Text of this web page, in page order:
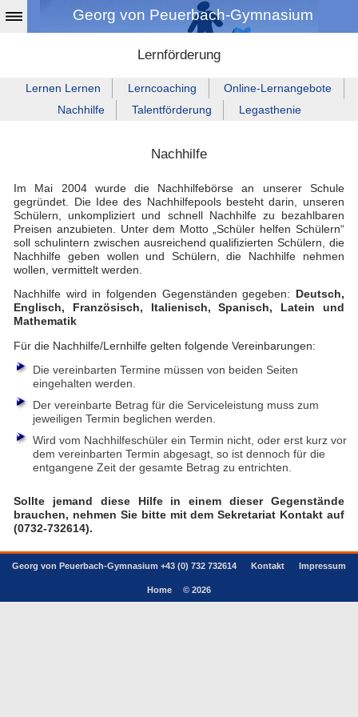
Georg von Peuerbach-Gymnasium
Lernförderung
Lernen Lernen Lerncoaching
Online‑Lernangebote
Nachhilfe
Talentförderung Legasthenie
Nachhilfe
Im Mai 2004 wurde die Nachhilfebörse an unserer Schule
gegründet. Die Idee des Nachhilfepools besteht darin, unseren
Schülern, unkompliziert und schnell Nachhilfe zu bezahlbaren
Preisen anzubieten. Unter dem Motto „Schüler helfen Schülern“
soll schulintern zwischen ausreichend qualifizierten Schülern, die
Nachhilfe geben wollen und Schülern, die Nachhilfe nehmen
wollen, vermittelt werden.
Nachhilfe wird in folgenden Gegenständen gegeben:
Deutsch,
Englisch, Französisch, Italienisch, Spanisch, Latein und
Mathematik
Für die Nachhilfe/Lernhilfe gelten folgende Vereinbarungen:
Die vereinbarten Termine müssen von beiden Seiten
eingehalten werden.
Der vereinbarte Betrag für die Serviceleistung muss zum
jeweiligen Termin beglichen werden.
Wird vom Nachhilfeschüler ein Termin nicht, oder erst kurz vor
dem vereinbarten Termin abgesagt, so ist dennoch für die
entgangene Zeit der gesamte Betrag zu entrichten.
Sollte jemand diese Hilfe in einem dieser Gegenstände
brauchen, nehmen Sie bitte mit dem Sekretariat Kontakt auf
(0732-732614).
Georg von Peuerbach-Gymnasium +43 (0) 732 732614 Kontakt Impressum
Home © 2026